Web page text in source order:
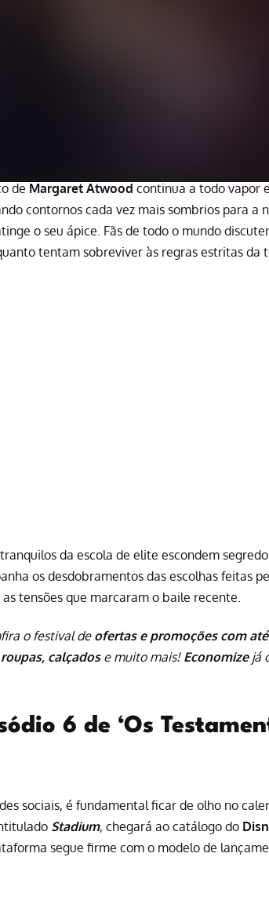
de Margaret Atwood continua a todo vapor
contornos cada vez mais sombrios para a
o seu ápice. Fãs de todo o mundo
tentam sobreviver às regras estritas da
da escola de elite escondem
os desdobramentos das escolhas feitas
tensões que marcaram o baile recente.
o festival de ofertas e promoções com até
calçadose muito mais! Economizejá
6 de ‘Os
sociais, é fundamental ficar de olho no
Stadium, chegará ao catálogo do
segue firme com o modelo de